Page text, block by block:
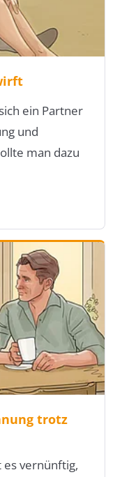
ein Partner
und
man dazu
trotz
es vernünftig,